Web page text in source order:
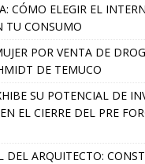
CÓMO ELEGIR EL
TU CONSUMO
POR VENTA DE
DE TEMUCO
SU POTENCIAL DE
EL CIERRE DEL PRE
DEL ARQUITECTO: